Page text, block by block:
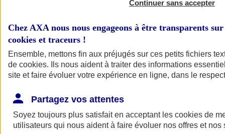
Continuer sans accepter
Chez AXA nous nous engageons à être transparents
cookies et traceurs !
Ensemble, mettons fin aux préjugés sur ces petits fichiers
de cookies. Ils nous aident à traiter des informations
site et faire évoluer votre expérience en ligne, dans le
Partagez vos attentes
Soyez toujours plus satisfait en acceptant les cookies de
utilisateurs qui nous aident à faire évoluer nos offres et nos